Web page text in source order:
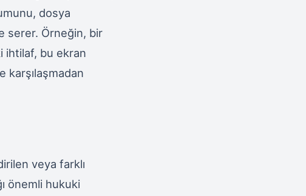
dosya
serer. Örneğin, bir
ihtilaf, bu ekran
karşılaşmadan
veya farklı
önemli hukuki